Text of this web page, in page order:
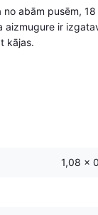
abām pusēm,
aizmugure ir
kājas.
1,08 ×